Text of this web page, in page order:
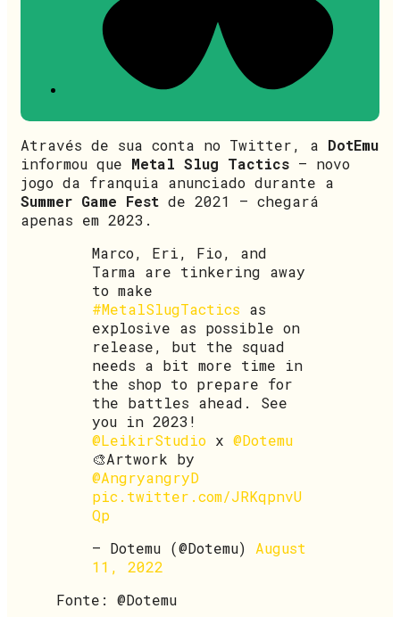
Através de sua conta no Twitter, a DotEmu
informou que Metal Slug Tactics – novo
jogo da franquia anunciado durante a
Summer Game Fest de 2021 – chegará
apenas em 2023.
Marco, Eri, Fio, and
Tarma are tinkering away
to make
#MetalSlugTactics as
explosive as possible on
release, but the squad
needs a bit more time in
the shop to prepare for
the battles ahead. See
you in 2023!
@LeikirStudio x @Dotemu
🎨Artwork by
@AngryangryD
pic.twitter.com/JRKqpnvU
Qp
— Dotemu (@Dotemu) August
11, 2022
Fonte: @Dotemu